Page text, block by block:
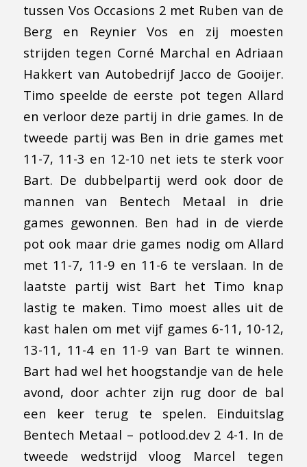
tussen Vos Occasions 2 met Ruben van de
Berg en Reynier Vos en zij moesten
strijden tegen Corné Marchal en Adriaan
Hakkert van Autobedrijf Jacco de Gooijer.
Timo speelde de eerste pot tegen Allard
en verloor deze partij in drie games. In de
tweede partij was Ben in drie games met
11-7, 11-3 en 12-10 net iets te sterk voor
Bart. De dubbelpartij werd ook door de
mannen van Bentech Metaal in drie
games gewonnen. Ben had in de vierde
pot ook maar drie games nodig om Allard
met 11-7, 11-9 en 11-6 te verslaan. In de
laatste partij wist Bart het Timo knap
lastig te maken. Timo moest alles uit de
kast halen om met vijf games 6-11, 10-12,
13-11, 11-4 en 11-9 van Bart te winnen.
Bart had wel het hoogstandje van de hele
avond, door achter zijn rug door de bal
een keer terug te spelen. Einduitslag
Bentech Metaal – potlood.dev 2 4-1. In de
tweede wedstrijd vloog Marcel tegen